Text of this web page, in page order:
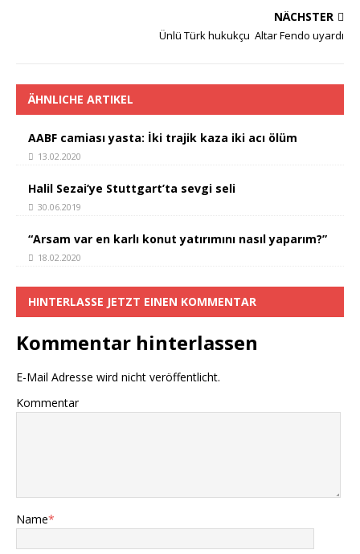
NÄCHSTER
Ünlü Türk hukukçu Altar Fendo uyardı
ÄHNLICHE ARTIKEL
AABF camiası yasta: İki trajik kaza iki acı ölüm
13.02.2020
Halil Sezai’ye Stuttgart’ta sevgi seli
30.06.2019
“Arsam var en karlı konut yatırımını nasıl yaparım?”
18.02.2020
HINTERLASSE JETZT EINEN KOMMENTAR
Kommentar hinterlassen
E-Mail Adresse wird nicht veröffentlicht.
Kommentar
Name*